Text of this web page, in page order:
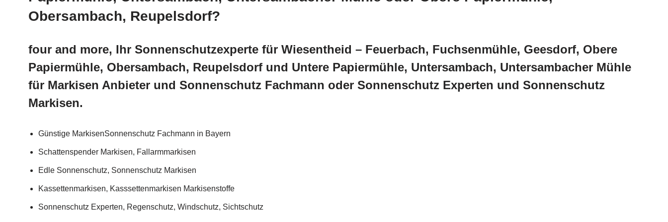
Obersambach, Reupelsdorf?
four and more, Ihr Sonnenschutzexperte für Wiesentheid – Feuerbach, Fuchsenmühle, Geesdorf, Obere
Papiermühle, Obersambach, Reupelsdorf und Untere Papiermühle, Untersambach, Untersambacher Mühle
für Markisen Anbieter und Sonnenschutz Fachmann oder Sonnenschutz Experten und Sonnenschutz
Markisen.
Günstige MarkisenSonnenschutz Fachmann in Bayern
Schattenspender Markisen, Fallarmmarkisen
Edle Sonnenschutz, Sonnenschutz Markisen
Kassettenmarkisen, Kasssettenmarkisen Markisenstoffe
Sonnenschutz Experten, Regenschutz, Windschutz, Sichtschutz